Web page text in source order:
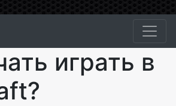
играть в